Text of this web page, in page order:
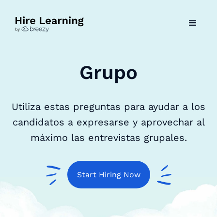
Grupo
Utiliza estas preguntas para ayudar a los
candidatos a expresarse y aprovechar al
máximo las entrevistas grupales.
Start Hiring Now